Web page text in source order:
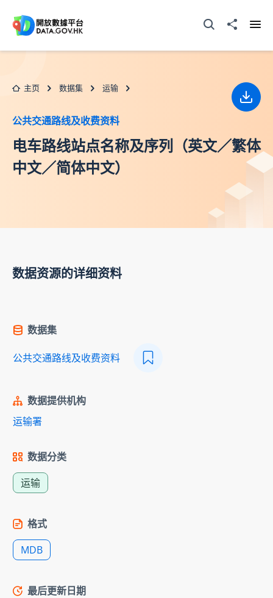
打开搜寻器分享至
主页 数据集 运输
公共交通路线及收费资料
电车路线站点名称及序列（英文／繁体
中文／简体中文）
下载
数据资源的详细资料
数据集
公共交通路线及收费资料
数据提供机构
运输署
数据分类
运输
格式
MDB
最后更新日期